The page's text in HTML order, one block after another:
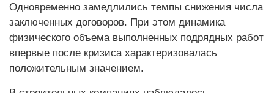
Одновременно замедлились темпы снижения числа
заключенных договоров. При этом динамика
физического объема выполненных подрядных работ
впервые после кризиса характеризовалась
положительным значением.